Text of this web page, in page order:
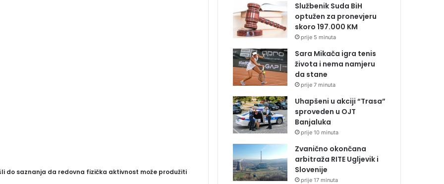
do saznanja da redovna fizička aktivnost može produžiti
Službenik Suda BiH
optužen za pronevjeru
skoro 197.000 KM
prije 5 minuta
Sara Mikača igra tenis
života i nema namjeru
da stane
prije 7 minuta
Uhapšeni u akciji “Trasa”
sproveden u OJT
Banjaluka
prije 10 minuta
Zvanično okončana
arbitraža RITE Ugljevik i
Slovenije
prije 17 minuta